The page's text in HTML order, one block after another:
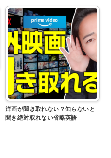
洋画が聞き取れない？知らないと
聞き絶対取れない省略英語